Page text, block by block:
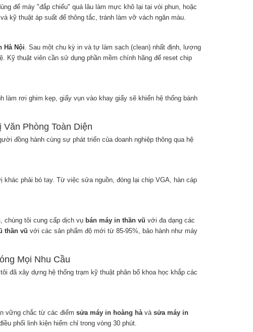
để máy "đắp chiếu" quá lâu làm mực khô lại tại vòi phun, hoặc
kỹ thuật áp suất để thông tắc, tránh làm vỡ vách ngăn màu.
Hà Nội. Sau một chu kỳ in và tự làm sạch (clean) nhất định, lượng
Kỹ thuật viên cần sử dụng phần mềm chính hãng để reset chip
rơi ghim kẹp, giấy vụn vào khay giấy sẽ khiến hệ thống bánh
Phòng Toàn Diện
đồng hành cùng sự phát triển của doanh nghiệp thông qua hệ
phải bó tay. Từ việc sửa nguồn, đóng lại chip VGA, hàn cáp
chúng tôi cung cấp dịch vụ bán máy in thần vũ với đa dạng các
thần vũ với các sản phẩm độ mới từ 85-95%, bảo hành như máy
Mọi Nhu Cầu
đã xây dựng hệ thống trạm kỹ thuật phân bổ khoa học khắp các
vững chắc từ các điểm sửa máy in hoàng hàvà sửa máy in
phối linh kiện hiếm chỉ trong vòng 30 phút.